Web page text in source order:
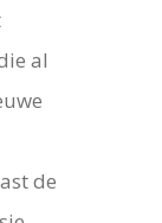
al
de